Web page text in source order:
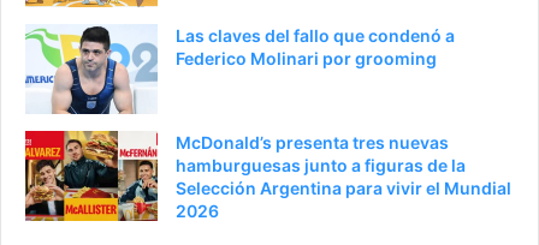
e
o
r
p
i
n
Las claves del fallo que condenó a
Federico Molinari por grooming
McDonald’s presenta tres nuevas
hamburguesas junto a figuras de la
Selección Argentina para vivir el Mundial
2026